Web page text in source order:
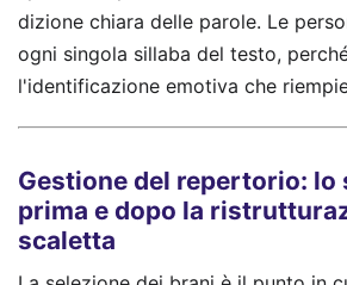
dizione chiara delle parole. Le
ogni singola sillaba del testo,
l'identificazione emotiva che
Gestione del repertorio: lo
prima e dopo la
scaletta